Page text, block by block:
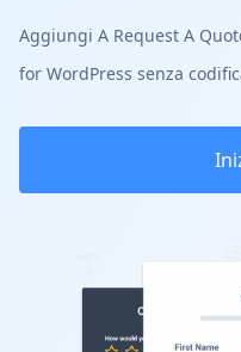
Aggiungi A Request A
for WordPress senza